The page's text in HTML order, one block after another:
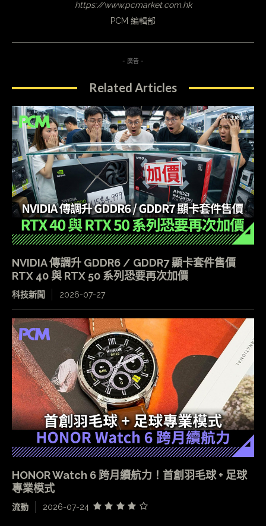
https://www.pcmarket.com.hk
PCM 編輯部
- 廣告 -
Related Articles
NVIDIA 傳調升 GDDR6 / GDDR7 顯卡套件售價
RTX 40 與 RTX 50 系列恐要再次加價
科技新聞 2026-07-27
HONOR Watch 6 跨月續航力！首創羽毛球 + 足球
專業模式
流動 2026-07-24